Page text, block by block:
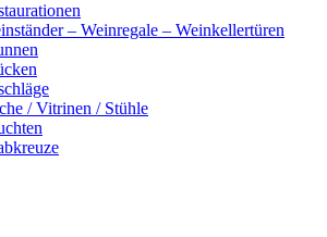
– Wein­re­ga­le – Wein­kel­ler­tü­ren
/ Vitri­nen / Stüh­le